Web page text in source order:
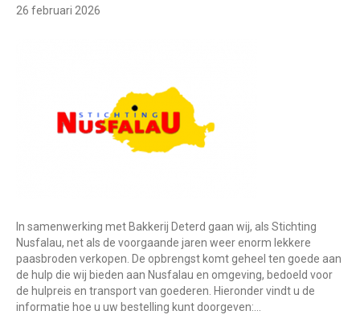
26 februari 2026
In samenwerking met Bakkerij Deterd gaan wij, als Stichting
Nusfalau, net als de voorgaande jaren weer enorm lekkere
paasbroden verkopen. De opbrengst komt geheel ten goede aan
de hulp die wij bieden aan Nusfalau en omgeving, bedoeld voor
de hulpreis en transport van goederen. Hieronder vindt u de
informatie hoe u uw bestelling kunt doorgeven:…